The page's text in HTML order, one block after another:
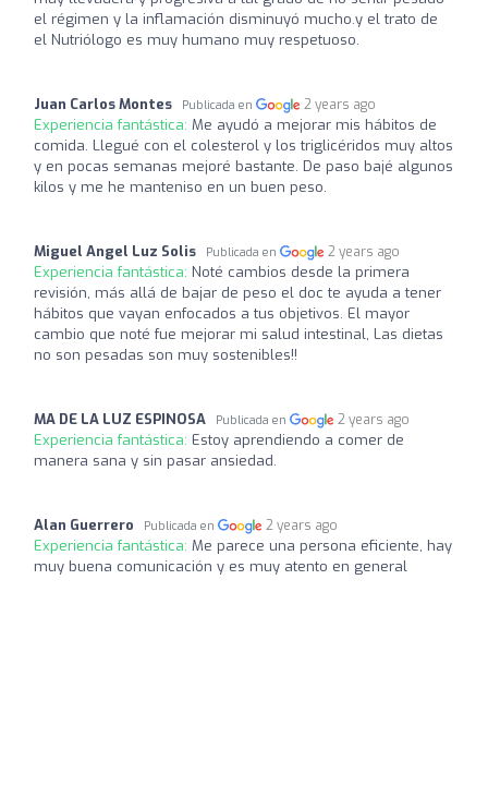
el régimen y la inflamación disminuyó mucho.y el trato de
el Nutriólogo es muy humano muy respetuoso.
Juan Carlos Montes Publicada en 2 years ago
Experiencia fantástica: Me ayudó a mejorar mis hábitos de
comida. Llegué con el colesterol y los triglicéridos muy altos
y en pocas semanas mejoré bastante. De paso bajé algunos
kilos y me he manteniso en un buen peso.
Miguel Angel Luz Solis Publicada en 2 years ago
Experiencia fantástica: Noté cambios desde la primera
revisión, más allá de bajar de peso el doc te ayuda a tener
hábitos que vayan enfocados a tus objetivos. El mayor
cambio que noté fue mejorar mi salud intestinal, Las dietas
no son pesadas son muy sostenibles!!
MA DE LA LUZ ESPINOSA Publicada en 2 years ago
Experiencia fantástica: Estoy aprendiendo a comer de
manera sana y sin pasar ansiedad.
Alan Guerrero Publicada en 2 years ago
Experiencia fantástica: Me parece una persona eficiente, hay
muy buena comunicación y es muy atento en general